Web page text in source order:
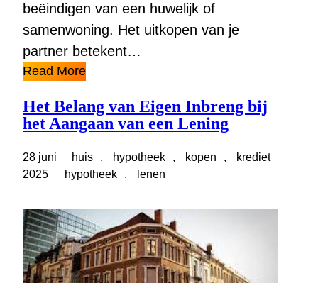
beëindigen van een huwelijk of
samenwoning. Het uitkopen van je
partner betekent…
Read More
Het Belang van Eigen Inbreng bij
het Aangaan van een Lening
28 juni
2025
huis , hypotheek , kopen ,
krediet
hypotheek
, lenen